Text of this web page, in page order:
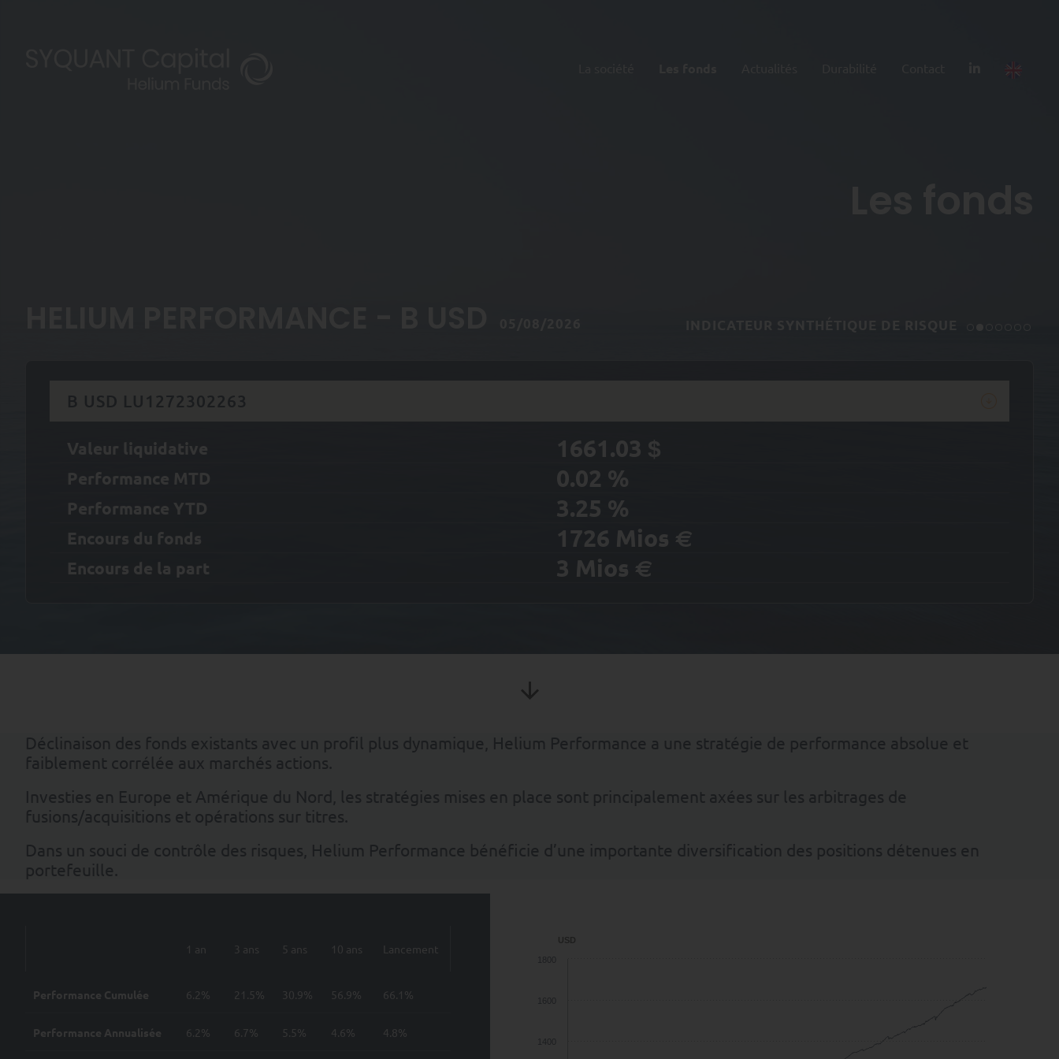
B USD LU1272302263
Valeur liquidative 1661.03 $
Performance MTD 0.02 %
Performance YTD 3.25 %
Encours du fonds 1726 Mios €
Encours de la part 3 Mios €
Déclinaison des fonds existants avec un profil plus dynamique, Helium Performance a une stratégie de performance absolue et
faiblement corrélée aux marchés actions.
Investies en Europe et Amérique du Nord, les stratégies mises en place sont principalement axées sur les arbitrages de
fusions/acquisitions et opérations sur titres.
Dans un souci de contrôle des risques, Helium Performance bénéficie d’une importante diversification des positions détenues en
portefeuille.
1 an 3 ans 5 ans 10 ans Lancement
Performance Cumulée 6.2% 21.5% 30.9% 56.9% 66.1%
Performance Annualisée 6.2% 6.7% 5.5% 4.6% 4.8%
USD
1400